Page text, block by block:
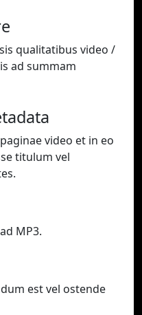
qualitatibus video /
ad summam
video et in eo
titulum vel
MP3.
est vel ostende